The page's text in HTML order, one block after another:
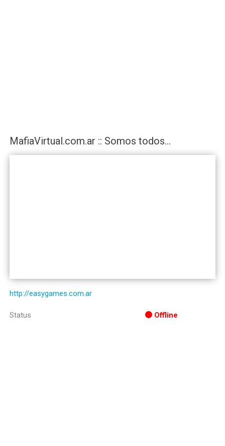
MafiaVirtual.com.ar :: Somos todos...
http://easygames.com.ar
Status Offline